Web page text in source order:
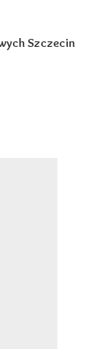
Szczecin